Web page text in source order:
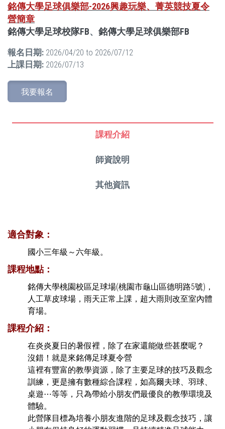
銘傳大學足球俱樂部-2026興趣玩樂、菁英競技夏令
營簡章
銘傳大學足球校隊FB、 銘傳大學足球俱樂部FB
報名日期: 2026/04/20 to 2026/07/12
上課日期: 2026/07/13
我要報名
課程介紹
師資說明
其他資訊
適合對象：
國小三年級～六年級。
課程地點：
銘傳大學桃園校區足球場(桃園市龜山區德明路5號)，
人工草皮球場，雨天正常上課，超大雨則改至室內體
育場。
課程介紹：
在炎炎夏日的暑假裡，除了在家還能做些甚麼呢？
沒錯！就是來銘傳足球夏令營
這裡有豐富的教學資源，除了主要足球的技巧及觀念
訓練，更是擁有數種綜合課程，如高爾夫球、羽球、
桌遊⋯等等，只為帶給小朋友們最優良的教學環境及
體驗。
此營隊目標為培養小朋友進階的足球及觀念技巧，讓